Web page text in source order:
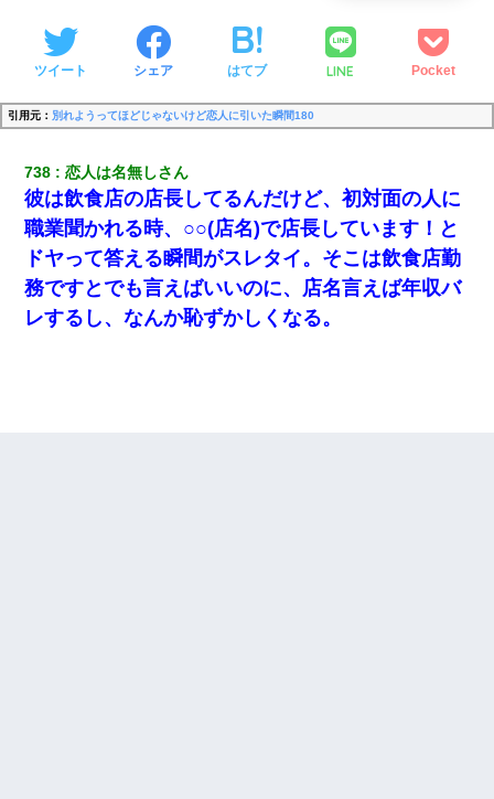
ツイート シェア はてブ LINE Pocket
引用元： 別れようってほどじゃないけど恋人に引いた瞬間180
738 恋人は名無しさん
彼は飲食店の店長してるんだけど、初対面の人に
職業聞かれる時、○○(店名)で店長しています！と
ドヤって答える瞬間がスレタイ。そこは飲食店勤
務ですとでも言えばいいのに、店名言えば年収バ
レするし、なんか恥ずかしくなる。